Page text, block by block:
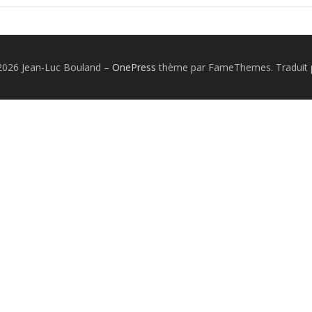
Jean-Luc Bouland – OnePress thème par FameThemes. Traduit